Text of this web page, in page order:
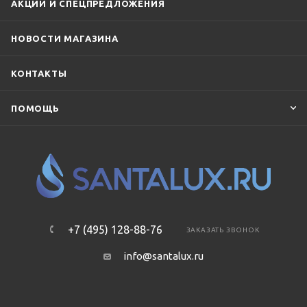
Sanita Sanita Luxe Santek
АКЦИИ И СПЕЦПРЕДЛОЖЕНИЯ
НОВОСТИ МАГАЗИНА
КОНТАКТЫ
ПОМОЩЬ
+7 (495) 128-88-76 ЗАКАЗАТЬ ЗВОНОК
info@santalux.ru